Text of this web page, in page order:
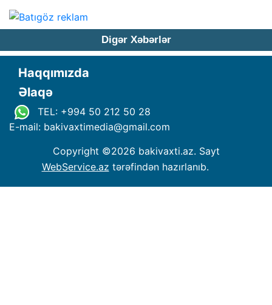
Digər Xəbərlər
Haqqımızda
Əlaqə
TEL: +994 50 212 50 28
E-mail: bakivaxtimedia@gmail.com
Copyright ©2026 bakivaxti.az. Sayt
WebService.az tərəfindən hazırlanıb.